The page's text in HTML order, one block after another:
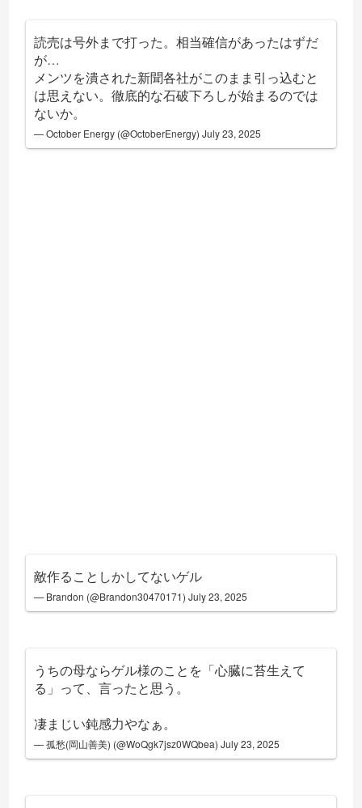
読売は号外まで打った。相当確信があったはずだ
が…
メンツを潰された新聞各社がこのまま引っ込むと
は思えない。徹底的な石破下ろしが始まるのでは
ないか。
— October Energy (@OctoberEnergy)July 23, 2025
敵作ることしかしてないゲル
— Brandon (@Brandon30470171)July 23, 2025
うちの母ならゲル様のことを「心臓に苔生えて
る」って、言ったと思う。
凄まじい鈍感力やなぁ。
— 孤愁(岡山善美) (@WoQgk7jsz0WQbea)July 23, 2025